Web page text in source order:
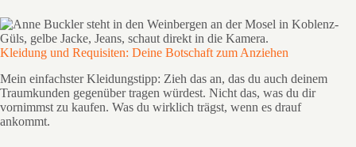
Kleidung und Requisiten: Deine Botschaft zum Anziehen
Mein einfachster Kleidungstipp: Zieh das an, das du auch deinem
Traumkunden gegenüber tragen würdest. Nicht das, was du dir
vornimmst zu kaufen. Was du wirklich trägst, wenn es drauf
ankommt.